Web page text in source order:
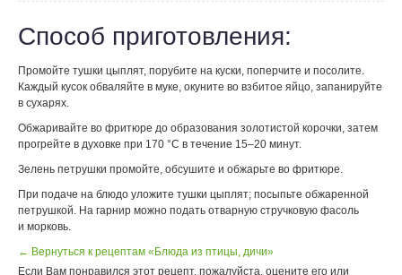
Способ приготовления:
Промойте тушки цыплят, порубите на куски, поперчите и посолите.
Каждый кусок обваляйте в муке, окуните во взбитое яйцо, запанируйте
в сухарях.
Обжаривайте во фритюре до образования золотистой корочки, затем
прогрейте в духовке при 170 °С в течение 15–20 минут.
Зелень петрушки промойте, обсушите и обжарьте во фритюре.
При подаче на блюдо уложите тушки цыплят; посыпьте обжаренной
петрушкой. На гарнир можно подать отварную стручковую фасоль
и морковь.
← Вернуться к рецептам «Блюда из птицы, дичи»
Если Вам понравился этот рецепт, пожалуйста, оцените его или